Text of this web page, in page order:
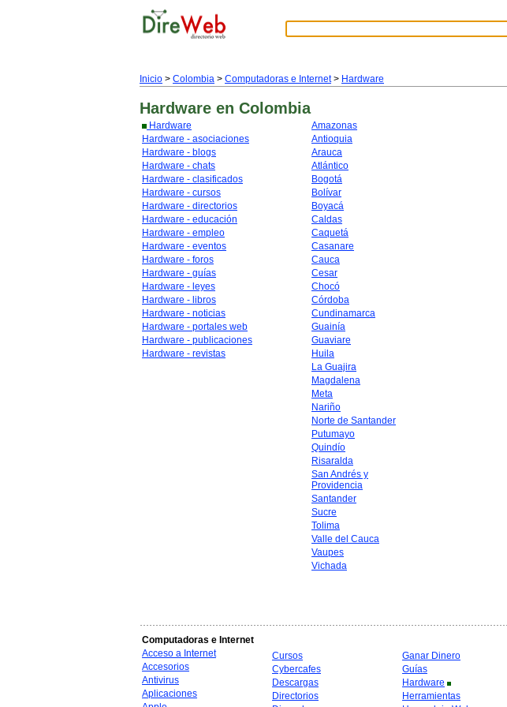
Inicio > Colombia > Computadoras e Internet> Hardware
Hardware en Colombia
Hardware
Hardware - asociaciones
Hardware - blogs
Hardware - chats
Hardware - clasificados
Hardware - cursos
Hardware - directorios
Hardware - educación
Hardware - empleo
Hardware - eventos
Hardware - foros
Hardware - guías
Hardware - leyes
Hardware - libros
Hardware - noticias
Hardware - portales web
Hardware - publicaciones
Hardware - revistas
Amazonas
Antioquia
Arauca
Atlántico
Bogotá
Bolívar
Boyacá
Caldas
Caquetá
Casanare
Cauca
Cesar
Chocó
Córdoba
Cundinamarca
Guainía
Guaviare
Huila
La Guajira
Magdalena
Meta
Nariño
Norte de Santander
Putumayo
Quindío
Risaralda
San Andrés y
Providencia
Santander
Sucre
Tolima
Valle del Cauca
Vaupes
Vichada
Computadoras e Internet
Acceso a Internet
Accesorios
Antivirus
Aplicaciones
Cursos
Cybercafes
Descargas
Directorios
Ganar Dinero
Guías
Hardware
Herramientas